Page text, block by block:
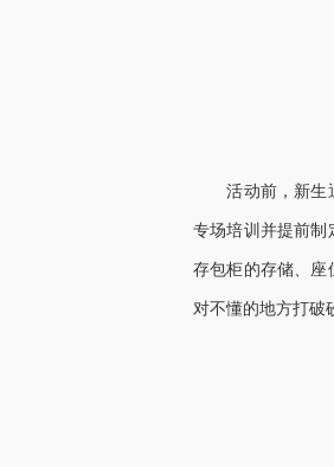
活动前，新生
专场培训并提前制
存包柜的存储、座
对不懂的地方打破